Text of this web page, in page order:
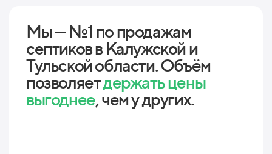
Мы — №1 по продажам
септиков в Калужской и
Тульской области. Объём
позволяетдержать цены
выгоднее, чем у других.